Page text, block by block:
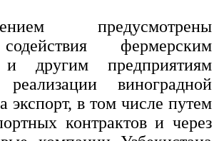
предусмотрены
фермерским
и другим предприятиям
виноградной
экспорт, в том числе путем
контрактов и через